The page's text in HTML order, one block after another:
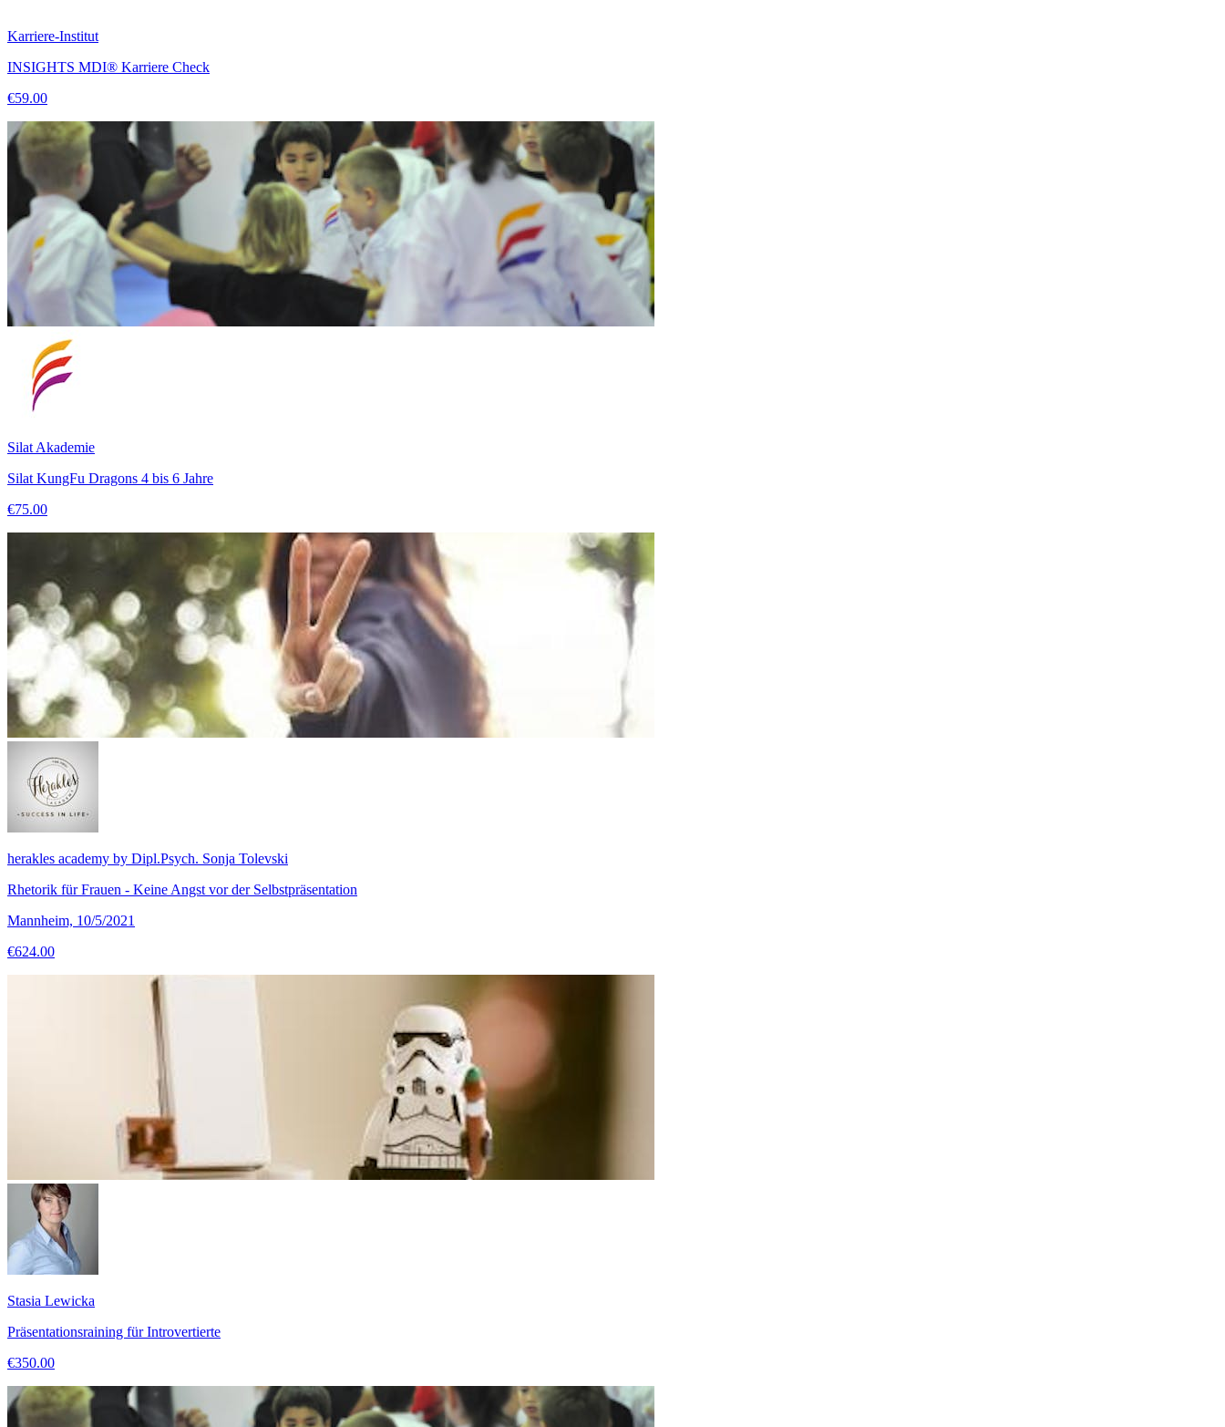
Karriere-Institut
INSIGHTS MDI® Karriere Check
€59.00
Silat Akademie
Silat KungFu Dragons 4 bis 6 Jahre
€75.00
herakles academy by Dipl.Psych. Sonja Tolevski
Rhetorik für Frauen - Keine Angst vor der Selbstpräsentation
Mannheim, 10/5/2021
€624.00
Stasia Lewicka
Präsentationsraining für Introvertierte
€350.00